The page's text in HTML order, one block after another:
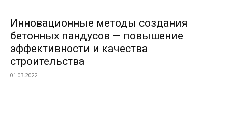
Инновационные методы создания
бетонных пандусов — повышение
эффективности и качества
строительства
01.03.2022